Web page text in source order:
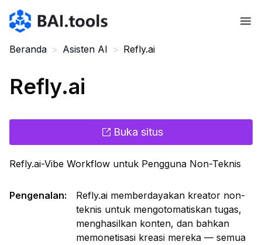
Bai.tools
Beranda > Asisten AI > Refly.ai
Refly.ai
Buka situs
Refly.ai-Vibe Workflow untuk Pengguna Non-Teknis
Pengenalan:
Refly.ai memberdayakan kreator non-
teknis untuk mengotomatiskan tugas,
menghasilkan konten, dan bahkan
memonetisasi kreasi mereka — semua